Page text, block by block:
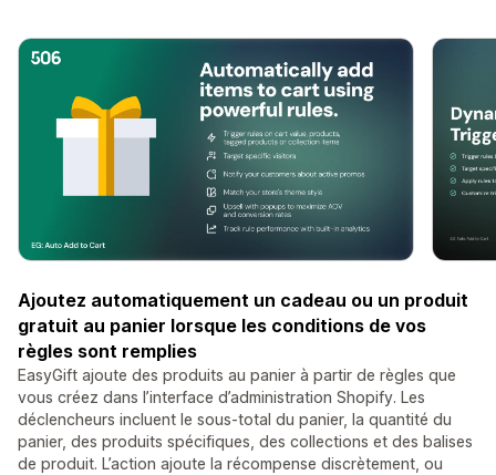
Ajoutez automatiquement un cadeau ou un produit
gratuit au panier lorsque les conditions de vos
règles sont remplies
EasyGift ajoute des produits au panier à partir de règles que
vous créez dans l’interface d’administration Shopify. Les
déclencheurs incluent le sous-total du panier, la quantité du
panier, des produits spécifiques, des collections et des balises
de produit. L’action ajoute la récompense discrètement, ou